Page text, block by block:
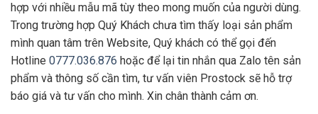
hợp với nhiều mẫu mã tùy theo mong muốn của người dùng.
Trong trường hợp Quý Khách chưa tìm thấy loại sản phẩm
mình quan tâm trên Website, Quý khách có thể gọi đến
Hotline 0777.036.876 hoặc để lại tin nhắn qua Zalo tên sản
phẩm và thông số cần tìm, tư vấn viên Prostock sẽ hỗ trợ
báo giá và tư vấn cho mình. Xin chân thành cảm ơn.